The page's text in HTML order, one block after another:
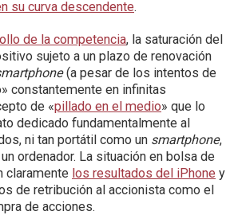
su curva descendente.
de la competencia, la saturación del
sujeto a un plazo de renovación
(a pesar de los intentos de
constantemente en infinitas
de «pillado en el medio» que lo
dedicado fundamentalmente al
ni tan portátil como un smartphone,
ordenador. La situación en bolsa de
claramente los resultados del iPhone y
de retribución al accionista como el
de acciones.